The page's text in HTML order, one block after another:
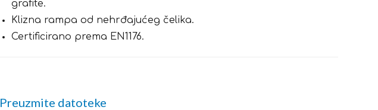
grafite.
Klizna rampa od nehrđajućeg čelika.
Certificirano prema EN1176.
Preuzmite datoteke